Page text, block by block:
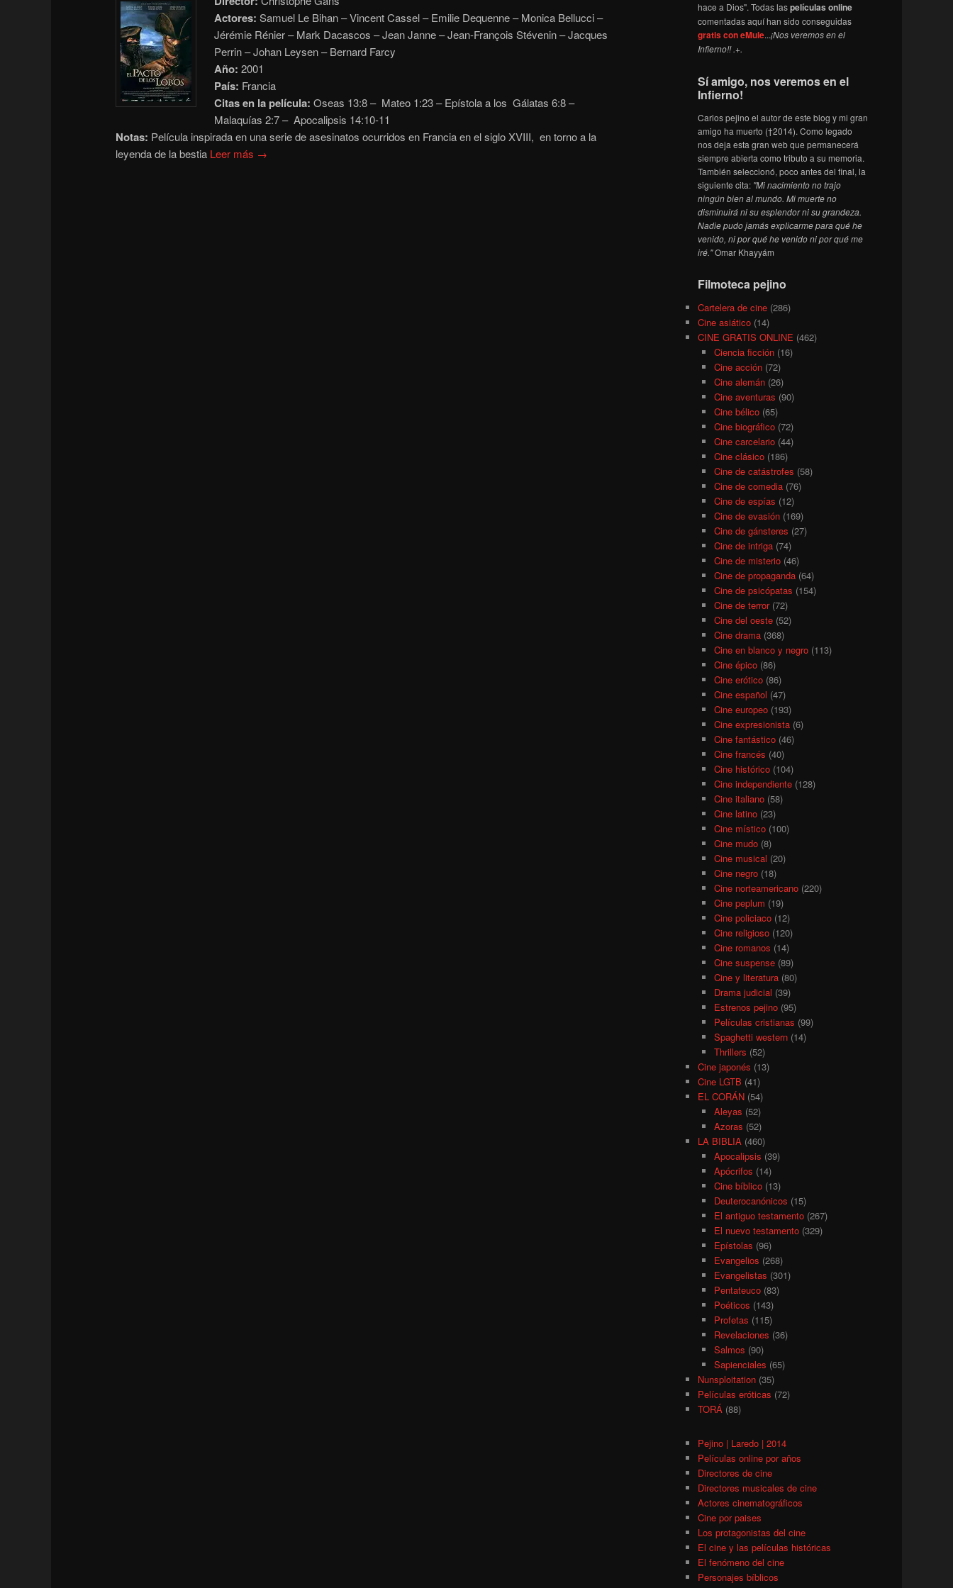
Actores: Samuel Le Bihan – Vincent Cassel – Emilie Dequenne – Monica Bellucci –
Jérémie Rénier – Mark Dacascos – Jean Janne – Jean-François Stévenin – Jacques
Perrin – Johan Leysen – Bernard Farcy
Año: 2001
País: Francia
Citas en la película: Oseas 13:8 – Mateo 1:23 – Epístola a los Gálatas 6:8 –
Malaquías 2:7 – Apocalipsis 14:10-11
Notas: Película inspirada en una serie de asesinatos ocurridos en Francia en el siglo XVIII, en torno a la
leyenda de la bestia Leer más →
hace a Dios". Todas laspelículas online
comentadas aquí han sido conseguidas
gratis con eMule...¡Nos veremos en el
Infierno!! .+.
Sí amigo, nos veremos en el
Infierno!
Carlos pejino el autor de este blog y mi gran
amigo ha muerto (†2014). Como legado
nos deja esta gran web que permanecerá
siempre abierta como tributo a su memoria.
También seleccionó, poco antes del final, la
siguiente cita: "Mi nacimiento no trajo
ningún bien al mundo. Mi muerte no
disminuirá ni su esplendor ni su grandeza.
Nadie pudo jamás explicarme para qué he
venido, ni por qué he venido ni por qué me
iré."Omar Khayyám
Filmoteca pejino
Cartelera de cine (286)
Cine asiático (14)
CINE GRATIS ONLINE (462)
Ciencia ficción(16)
Cine acción(72)
Cine alemán(26)
Cine aventuras (90)
Cine bélico(65)
Cine biográfico(72)
Cine carcelario(44)
Cine clásico(186)
Cine de catástrofes (58)
Cine de comedia(76)
Cine de espías (12)
Cine de evasión(169)
Cine de gánsteres (27)
Cine de intriga(74)
Cine de misterio(46)
Cine de propaganda(64)
Cine de psicópatas (154)
Cine de terror(72)
Cine del oeste(52)
Cine drama(368)
Cine en blanco y negro(113)
Cine épico(86)
Cine erótico(86)
Cine español (47)
Cine europeo(193)
Cine expresionista(6)
Cine fantástico(46)
Cine francés (40)
Cine histórico(104)
Cine independiente(128)
Cine italiano(58)
Cine latino(23)
Cine místico(100)
Cine mudo(8)
Cine musical (20)
Cine negro(18)
Cine norteamericano(220)
Cine peplum (19)
Cine policiaco(12)
Cine religioso(120)
Cine romanos (14)
Cine suspense(89)
Cine y literatura(80)
Drama judicial (39)
Estrenos pejino(95)
Películas cristianas (99)
Spaghetti western(14)
Thrillers (52)
Cine japonés (13)
Cine LGTB (41)
EL CORÁN (54)
Aleyas (52)
Azoras (52)
LA BIBLIA (460)
Apocalipsis (39)
Apócrifos (14)
Cine bíblico(13)
Deuterocanónicos (15)
El antiguo testamento(267)
El nuevo testamento(329)
Epístolas (96)
Evangelios (268)
Evangelistas (301)
Pentateuco(83)
Poéticos (143)
Profetas (115)
Revelaciones (36)
Salmos (90)
Sapienciales (65)
Nunsploitation (35)
Películas eróticas (72)
TORÁ (88)
Pejino | Laredo | 2014
Películas online por años
Directores de cine
Directores musicales de cine
Actores cinematográficos
Cine por paises
Los protagonistas del cine
El cine y las películas históricas
El fenómeno del cine
Personajes bíblicos